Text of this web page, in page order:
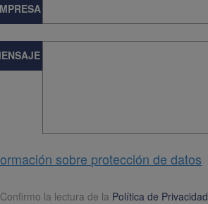
sobre protección de datos
Confirmo la lectura de la Política de Privacidad